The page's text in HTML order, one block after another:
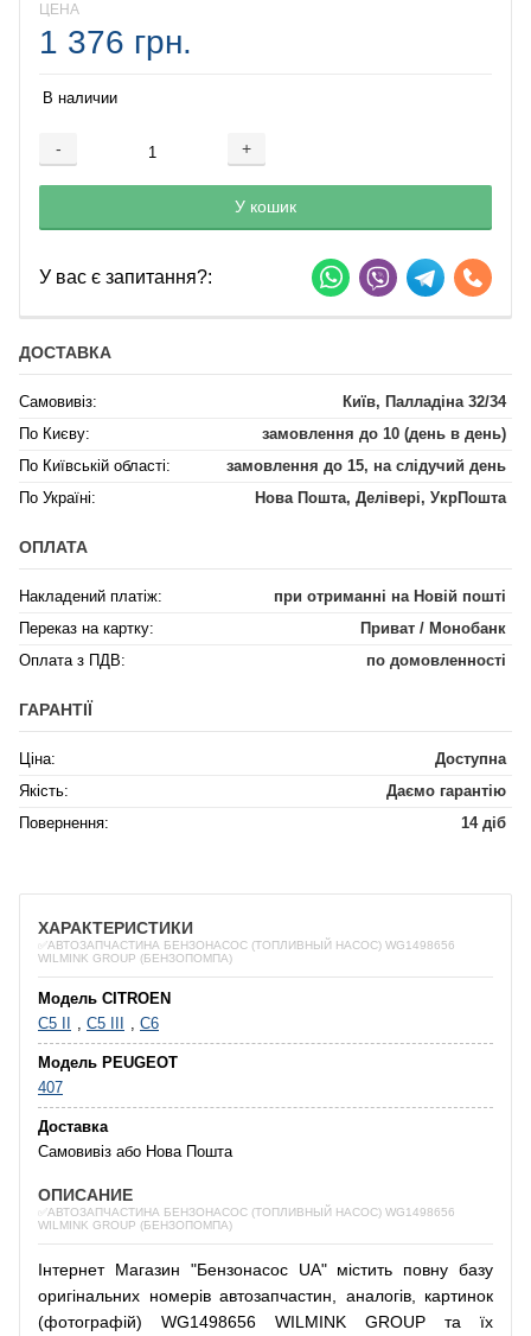
ЦЕНА
1 376 грн.
В наличии
- +
Добавляется...
У кошик
Добавлен
У вас є запитання?:
ДОСТАВКА
Самовивіз:
Київ, Палладіна 32/34
По Києву:
замовлення до 10 (день в день)
По Київській області:
замовлення до 15, на слідучий день
По Україні:
Нова Пошта, Делівері, УкрПошта
ОПЛАТА
Накладений платіж:
при отриманні на Новій пошті
Переказ на картку:
Приват / Монобанк
Оплата з ПДВ:
по домовленності
ГАРАНТІЇ
Ціна:
Доступна
Якість:
Даємо гарантію
Повернення:
14 діб
ХАРАКТЕРИСТИКИ
✅АВТОЗАПЧАСТИНА БЕНЗОНАСОС (ТОПЛИВНЫЙ НАСОС) WG1498656
WILMINK GROUP (БЕНЗОПОМПА)
Модель CITROEN
C5 II
, C5 III , C6
Модель PEUGEOT
407
Доставка
Самовивіз або Нова Пошта
ОПИСАНИЕ
✅АВТОЗАПЧАСТИНА БЕНЗОНАСОС (ТОПЛИВНЫЙ НАСОС) WG1498656
WILMINK GROUP (БЕНЗОПОМПА)
Інтернет Магазин "Бензонасос UA" містить повну базу
оригінальних номерів автозапчастин аналогів,
картинок
(фотографій) WG1498656 WILMINK GROUP та їх